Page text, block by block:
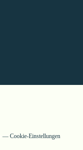
Cookie-Einstellungen